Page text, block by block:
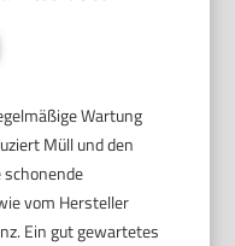
Wartung
Müll und den
vom Hersteller
Ein gut gewartetes